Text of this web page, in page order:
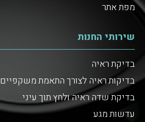
מפת אתר
שירותי החנות
בדיקת ראיה
בדיקות ראיה לצורך התאמת משקפיים
בדיקת שדה ראיה ולחץ תוך עיני
עדשות מגע